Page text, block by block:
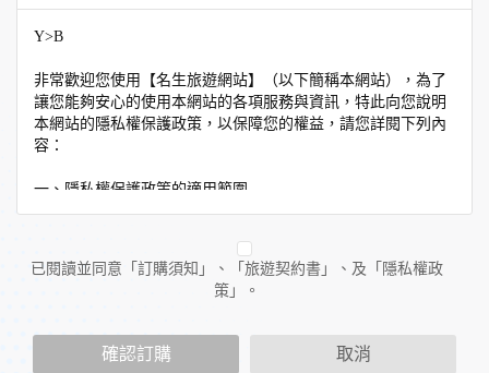
Y>B
非常歡迎您使用【名生旅遊網站】（以下簡稱本網站），為了
讓您能夠安心的使用本網站的各項服務與資訊，特此向您說明
本網站的隱私權保護政策，以保障您的權益，請您詳閱下列內
容：
一、隱私權保護政策的適用範圍
隱私權保護政策內容，包括本網站如何處理在您使用網站服務
外的相關連結網站，也不適用於非本網站所委託或參與管理的
人員。
當您造訪本網站或使用本網站所提供之功能服務時，我們將視
該服務功能性質，請您提供必要的個人資料，並在該特定目的
已閱讀並同意「訂購須知」、「旅遊契約書」、及「隱私權政
策」。
確認訂購 取消